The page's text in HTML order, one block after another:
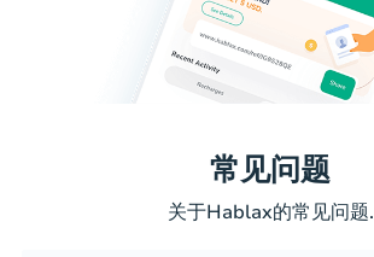
常见问题
关于Hablax的常见问题.